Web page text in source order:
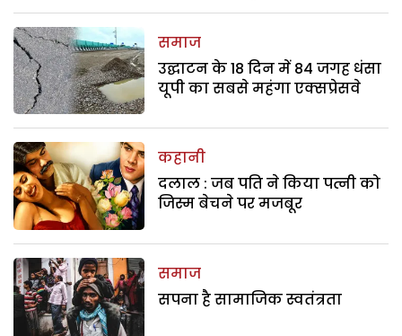
समाज
उद्घाटन के 18 दिन में 84 जगह धंसा
यूपी का सबसे महंगा एक्सप्रेसवे
कहानी
दलाल : जब पति ने किया पत्नी को
जिस्म बेचने पर मजबूर
समाज
सपना है सामाजिक स्वतंत्रता